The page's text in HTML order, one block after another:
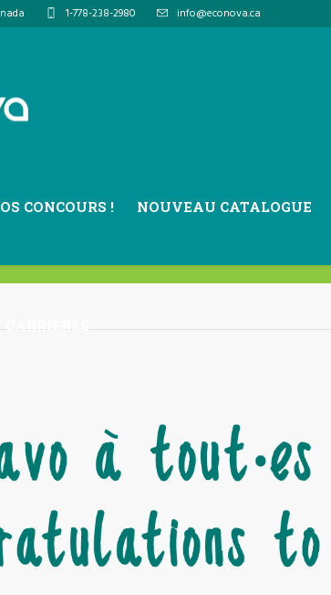
1-778-238-2980 info@econova.ca
CONCOURS ! NOUVEAU CATALOGUE
CARRIÈRES
Le